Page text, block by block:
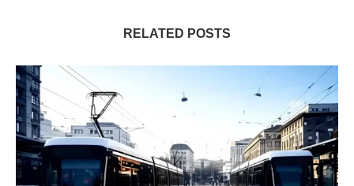
RELATED POSTS